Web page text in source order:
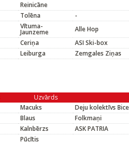
Reinicāne
Tolēna
-
Vītuma-
Jaunzeme
Alle Hop
Ceriņa
ASI Ski-box
Leiburga Zemgales Ziņas
Uzvārds
Macuks
Deju kolektīvs
Blaus
Folkmaņi
Kalnbērzs
ASK PATRIA
Pūcītis